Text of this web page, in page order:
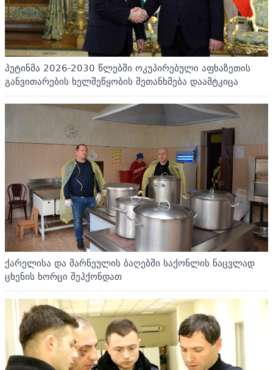
პუტინმა 2026-2030 წლებში ოკუპირებული აფხაზეთის
განვითარების ხელშეწყობის შეთანხმება დაამტკიცა
ქარელისა და მარნეულის ბაღებში საქონლის ნაცვლად
ცხენის ხორცი შეჰქონდათ